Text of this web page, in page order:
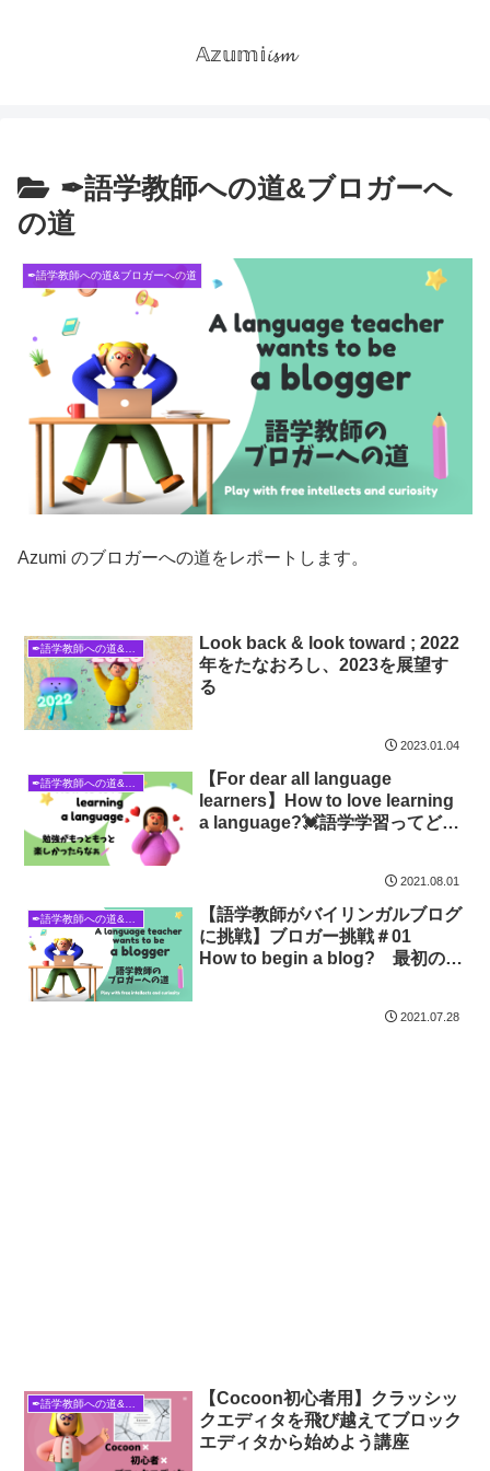
𝔸𝕫𝕦𝕞𝕚𝓲𝓼𝓶
✒語学教師への道&ブロガーへ
の道
✒語学教師への道&ブロガーへの道
Azumi のブロガーへの道をレポートします。
Look back & look toward ; 2022
年をたなおろし、2023を展望す
る
2023.01.04
✒語学教師への道&ブロガーへの道
【For dear all language
learners】How to love learning
a language?💓語学学習ってどう
2021.08.01
【語学教師がバイリンガルブログ
に挑戦】ブロガー挑戦＃01
How to begin a blog? 最初の一
2021.07.28
【Cocoon初心者用】クラッシッ
クエディタを飛び越えてブロック
エディタから始めよう講座